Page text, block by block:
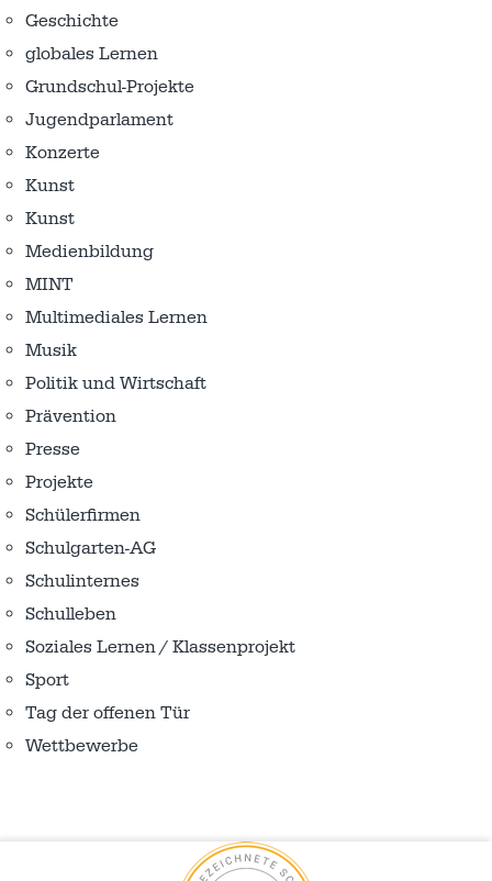
Geschichte
globales Lernen
Grundschul-Projekte
Jugendparlament
Konzerte
Kunst
Kunst
Medienbildung
MINT
Multimediales Lernen
Musik
Politik und Wirtschaft
Prävention
Presse
Projekte
Schülerfirmen
Schulgarten-AG
Schulinternes
Schulleben
Soziales Lernen / Klassenprojekt
Sport
Tag der offenen Tür
Wettbewerbe